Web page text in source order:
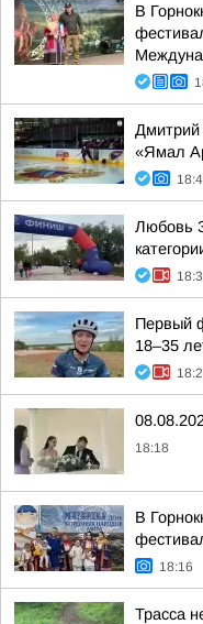
В
Дмитрий
«Ямал
Любовь
Первый
18–35
18:18
В
18:16
Трасса